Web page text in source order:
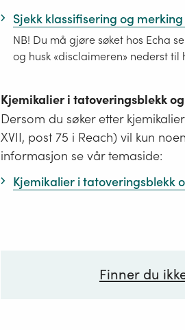
Sjekk klassifisering og
NB! Du må gjøre søket hos Echa
og husk «disclaimeren» nederst til
Kjemikalier i tatoveringsblekk
Dersom du søker etter
XVII, post 75 i Reach) vil kun
informasjon se vår temaside:
Kjemikalier i tatoveringsblekk
Finner du